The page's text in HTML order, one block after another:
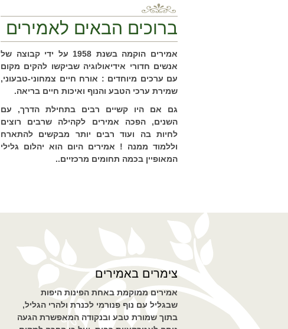
ברוכים הבאים לאמירים
אמירים הוקמה בשנת 1958 על ידי קבוצה של
אנשים חדורי אידיאולוגיה שביקשו להקים מקום
עם ערכים מיוחדים : אורח חיים צמחוני-טבעוני,
שמירת ערכי הטבע והנוף ואיכות חיים בריאה.
גם אם היו קשיים רבים בתחילת הדרך, עם
השנים, הפכה אמירים לקהילה שרבים רוצים
לחיות בה ועוד רבים יותר מבקשים להתארח
וללמוד ממנה ! אמירים היום הוא יהלום גלילי
המאופיין בכמה תחומים מרכזיים..
צימרים באמירים
אמירים ממוקמת באחת הפינות היפות
שבגליל עם נוף פנורמי לכנרת ולהרי הגליל,
בתוך שמורת טבע ובנקודה המאפשרת הגעה